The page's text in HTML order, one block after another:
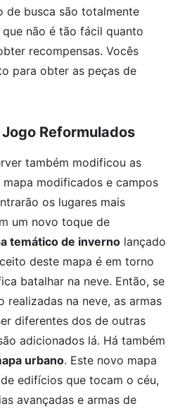
de busca são totalmente
não é tão fácil quanto
recompensas. Vocês
para obter as peças de
Reformulados
também modificou as
mapa modificados e campos
os lugares mais
um novo toque de
temático de inverno lançado
deste mapa é em torno
batalhar na neve. Então, se
realizadas na neve, as armas
diferentes dos de outras
adicionados lá. Há também
urbano. Este novo mapa
edifícios que tocam o céu,
avançadas e armas de